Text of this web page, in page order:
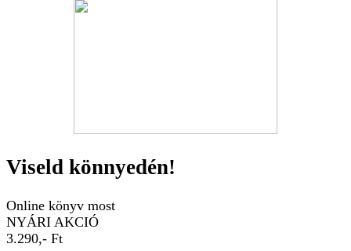
Viseld könnyedén!
Online könyv most
NYÁRI AKCIÓ
3.290,- Ft